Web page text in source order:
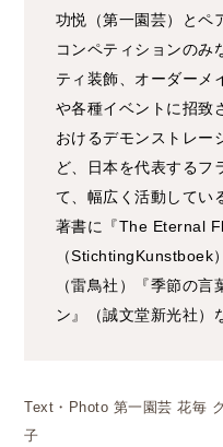
功悦（第一園芸）とペ
コンペティションのみ
ティ装飾、オーダーメ
や各種イベントに招致
おけるデモンストレー
ど、日本を代表するフ
て、幅広く活動してい
著書に『The Eternal
（StichtingKunstboek
（雷鳥社）『季節の
ン』（誠文堂新光社）
Text・Photo 第一園芸 花毎
子